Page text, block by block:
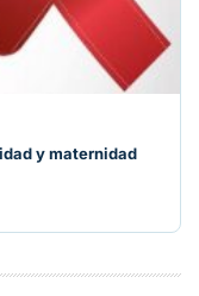
y maternidad